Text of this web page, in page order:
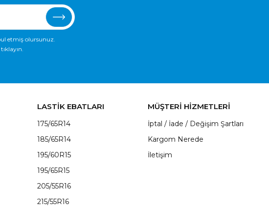
etmiş olursunuz.
LASTİK EBATLARI
175/65R14
185/65R14
195/60R15
195/65R15
205/55R16
215/55R16
MÜŞTERİ HİZMETLERİ
İptal / İade / Değişim Şartları
Kargom Nerede
İletişim